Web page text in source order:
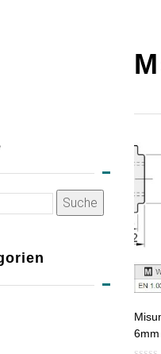
Suche
6mm